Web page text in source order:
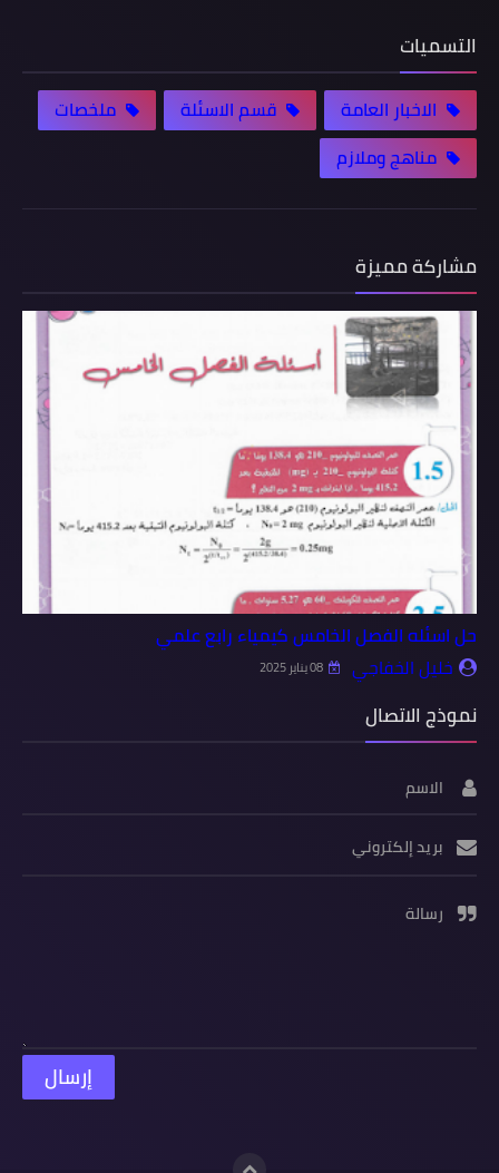
التسميات
الاخبار العامة قسم الاسئلة
ملخصات
مناهج وملازم
مشاركة مميزة
حل اسئله الفصل الخامس كيمياء رابع علمي
خليل الخفاجي
08 يناير 2025
نموذج الاتصال
الاسم
بريد إلكتروني
رسالة